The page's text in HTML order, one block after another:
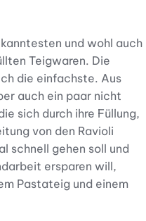
und wohl auch
Teigwaren. Die
die einfachste. Aus
auch ein paar nicht
sich durch ihre Füllung,
von den Ravioli
schnell gehen soll und
ersparen will,
Pastateig und einem